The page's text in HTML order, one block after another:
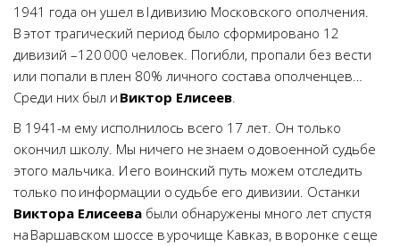
1941 года он ушел в I дивизию Московского ополчения.
В этот трагический период было сформировано 12
дивизий –120 000 человек. Погибли, пропали без вести
или попали в плен 80% личного состава ополченцев…
Среди них был и Виктор Елисеев.
В 1941-м ему исполнилось всего 17 лет. Он только
окончил школу. Мы ничего не знаем о довоенной судьбе
этого мальчика. И его воинский путь можем отследить
только по информации о судьбе его дивизии. Останки
Виктора Елисеева были обнаружены много лет спустя
на Варшавском шоссе в урочище Кавказ, в воронке с еще